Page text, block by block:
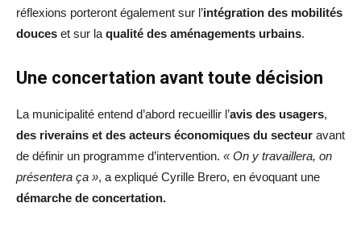
réflexions porteront également sur l’intégration des mobilités
douces et sur la qualité des aménagements urbains.
Une concertation avant toute décision
La municipalité entend d’abord recueillir l’avis des usagers,
des riverains et des acteurs économiques du secteur avant
de définir un programme d’intervention. « On y travaillera, on
présentera ça », a expliqué Cyrille Brero, en évoquant une
démarche de concertation.